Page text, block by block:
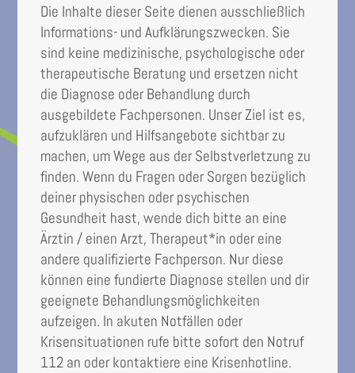
Die Inhalte dieser Seite dienen ausschließlich
Informations- und Aufklärungszwecken. Sie
sind keine medizinische, psychologische oder
therapeutische Beratung und ersetzen nicht
die Diagnose oder Behandlung durch
ausgebildete Fachpersonen. Unser Ziel ist es,
aufzuklären und Hilfsangebote sichtbar zu
machen, um Wege aus der Selbstverletzung zu
finden. Wenn du Fragen oder Sorgen bezüglich
deiner physischen oder psychischen
Gesundheit hast, wende dich bitte an eine
Ärztin / einen Arzt, Therapeut*in oder eine
andere qualifizierte Fachperson. Nur diese
können eine fundierte Diagnose stellen und dir
geeignete Behandlungsmöglichkeiten
aufzeigen. In akuten Notfällen oder
Krisensituationen rufe bitte sofort den Notruf
112 an oder kontaktiere eine Krisenhotline.